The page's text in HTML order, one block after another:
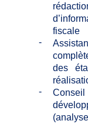
fiscale
-
des
-